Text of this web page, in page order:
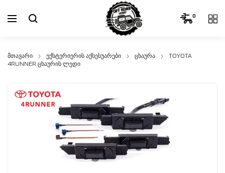
0
მთავარი ექსტერიერის აქსესუარები ცხაურა
TOYOTA
4RUNNER ცხაურის ლედი